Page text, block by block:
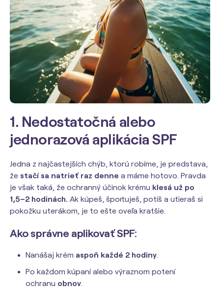
1. Nedostatočná alebo
jednorazová aplikácia SPF
Jedna z najčastejších chýb, ktorú robíme, je predstava,
že stačí sa natrieť raz denne a máme hotovo. Pravda
je však taká, že ochranný účinok krému klesá už po
1,5–2 hodinách. Ak kúpeš, športuješ, potíš a utieraš si
pokožku uterákom, je to ešte oveľa kratšie.
Ako správne aplikovať SPF:
Nanášaj krém aspoň každé 2 hodiny.
Po každom kúpaní alebo výraznom potení
ochranu obnov.